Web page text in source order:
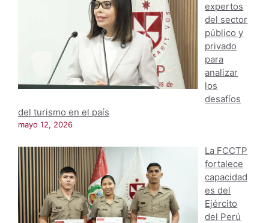
expertos
del sector
público y
privado
para
analizar
los
desafíos
del turismo en el país
mayo 12, 2026
La FCCTP
fortalece
capacidad
es del
Ejército
del Perú